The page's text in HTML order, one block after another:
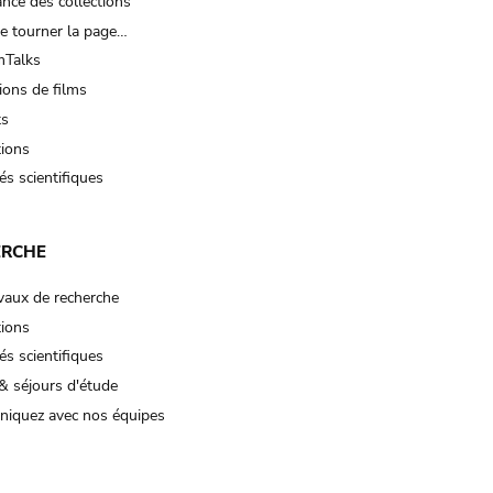
tourner la page…
de films
scientifiques
de recherche
scientifiques
séjours d'étude
avec nos équipes